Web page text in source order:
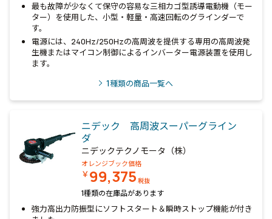
最も故障が少なくて保守の容易な三相カゴ型誘導電動機（モー
ター）を使用した、小型・軽量・高速回転のグラインダーで
す。
電源には、240Hz/250Hzの高周波を提供する専用の高周波発
生機またはマイコン制御によるインバーター電源装置を使用し
ます。
1種類の商品一覧へ
ニデック 高周波スーパーグライン
ダ
ニデックテクノモータ（株）
オレンジブック価格
￥99,375 税抜
1種類の在庫品があります
強力高出力防振型にソフトスタート＆瞬時ストップ機能が付き